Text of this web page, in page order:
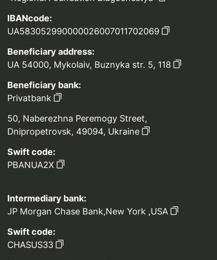
IBANcode:
UA583052990000026007011702069
Beneficiary address:
UA 54000, Mykolaiv, Buznyka str. 5, 118
Beneficiary bank:
Privatbank
50, Naberezhna Peremogy Street,
Dnipropetrovsk, 49094, Ukraine
Swift code:
PBANUA2X
Intermediary bank:
JP Morgan Chase Bank,New York ,USA
Swift code:
CHASUS33